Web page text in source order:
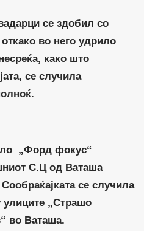
се здобил со
во него удрило
како што
се случила
„Форд фокус“
С.Ц од Ваташа
се случила
улиците „Страшо
во Ваташа.